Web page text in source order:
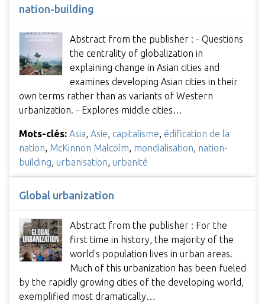
nation-building
Abstract from the publisher : - Questions
the centrality of globalization in
explaining change in Asian cities and
examines developing Asian cities in their
own terms rather than as variants of Western
urbanization. - Explores middle cities…
Mots-clés: Asia, Asie, capitalisme, édification de la
nation, McKinnon Malcolm, mondialisation, nation-
building, urbanisation, urbanité
Global urbanization
Abstract from the publisher : For the
first time in history, the majority of the
world's population lives in urban areas.
Much of this urbanization has been fueled
by the rapidly growing cities of the developing world,
exemplified most dramatically…